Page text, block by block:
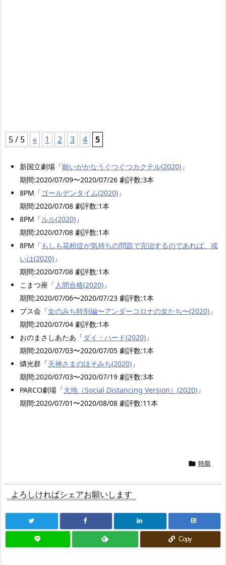
5 / 5 « 1 2 3 4 5
新国立劇場「願いがかなうぐつぐつカクテル(2020) 」
期間:2020/07/09〜2020/07/26 劇評数:3本
8PM「ゴールデンタイム(2020) 」
期間:2020/07/08 劇評数:1本
8PM「ルル(2020) 」
期間:2020/07/08 劇評数:1本
8PM「もしも花粉症が気持ちの問題で完治するのであれば、或
いは(2020) 」
期間:2020/07/08 劇評数:1本
こまつ座「 人間合格(2020) 」
期間:2020/07/06〜2020/07/23 劇評数:1本
ブス会「女のみち特別編〜アンダーコロナの女たち〜(2020) 」
期間:2020/07/04 劇評数:1本
おのまさしあたあ「ダイ・ハード(2020) 」
期間:2020/07/03〜2020/07/05 劇評数:1本
燐光群「天神さまのほそみち(2020) 」
期間:2020/07/03〜2020/07/19 劇評数:3本
PARCO劇場「大地（Social Distancing Version）(2020) 」
期間:2020/07/01〜2020/08/08 劇評数:11本
 時期
よろしければシェアお願いします
B!
Copy